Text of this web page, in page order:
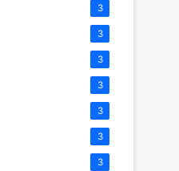
3
3
3
3
3
3
3